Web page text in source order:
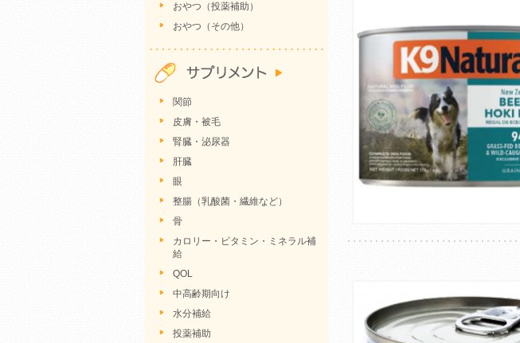
おやつ（投薬補助）
おやつ（その他）
関節
皮膚・被毛
腎臓・泌尿器
肝臓
眼
整腸（乳酸菌・繊維など）
骨
カロリー・ビタミン・ミネラル補
給
QOL
中高齢期向け
水分補給
投薬補助